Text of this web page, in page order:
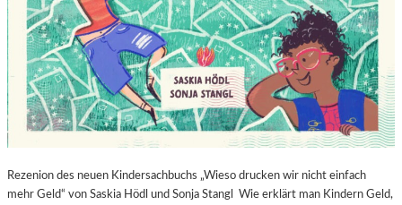
Rezenion des neuen Kindersachbuchs „Wieso drucken wir nicht einfach
mehr Geld“ von Saskia Hödl und Sonja Stangl Wie erklärt man Kindern Geld,